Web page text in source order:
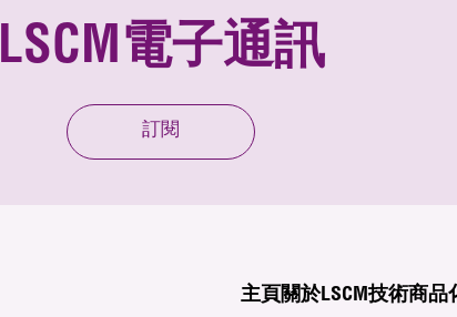
LSCM電子通訊
訂閱
主頁關於LSCM技術商品